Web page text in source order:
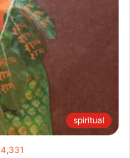
spiritual
4,331